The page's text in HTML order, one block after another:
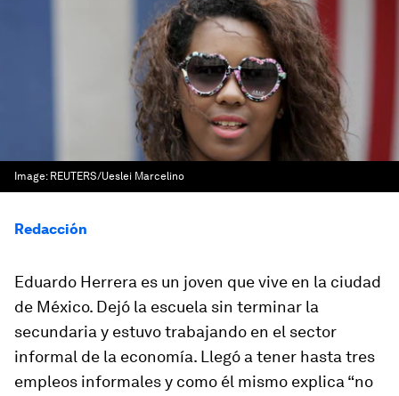
Image: REUTERS/Ueslei Marcelino
Redacción
Eduardo Herrera es un joven que vive en la ciudad
de México. Dejó la escuela sin terminar la
secundaria y estuvo trabajando en el sector
informal de la economía. Llegó a tener hasta tres
empleos informales y como él mismo explica “no